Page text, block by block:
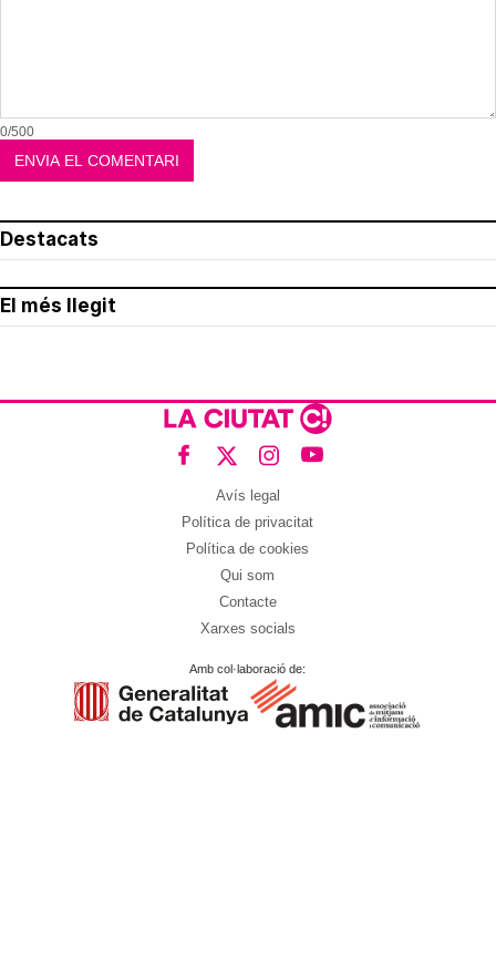
0/500
Destacats
El més llegit
Avís legal
Política de privacitat
Política de cookies
Qui som
Contacte
Xarxes socials
Amb col·laboració de: